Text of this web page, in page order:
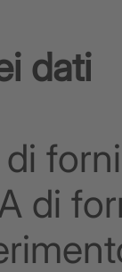
dati
di